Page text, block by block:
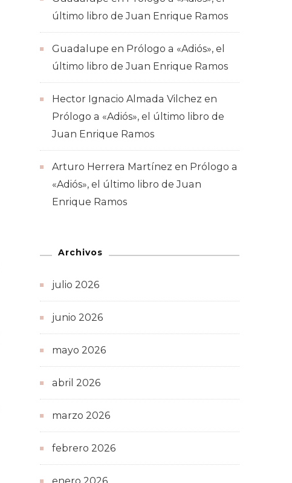
último libro de Juan Enrique Ramos
Guadalupe en Prólogo a «Adiós», el
último libro de Juan Enrique Ramos
Hector Ignacio Almada Vilchez en
Prólogo a «Adiós», el último libro de
Juan Enrique Ramos
Arturo Herrera Martínez en Prólogo a
«Adiós», el último libro de Juan
Enrique Ramos
Archivos
julio 2026
junio 2026
mayo 2026
abril 2026
marzo 2026
febrero 2026